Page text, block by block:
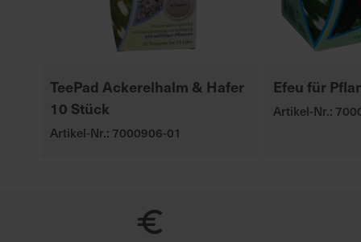
TeePad Ackerelhalm & Hafer
10 Stück
Artikel-Nr.: 7000906-01
Efeu für
Artikel-Nr.: